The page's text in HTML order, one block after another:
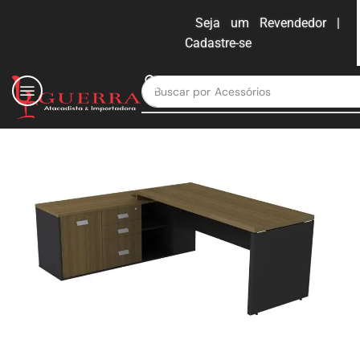
Seja um Revendedor |
Cadastre-se
Buscar por Moveis para escritório